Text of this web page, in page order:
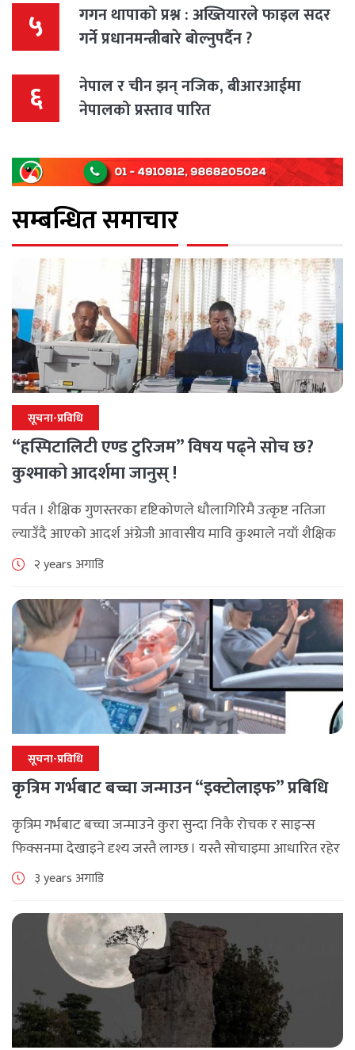
५
गगन थापाको प्रश्न : अख्तियारले फाइल सदर
गर्ने प्रधानमन्त्रीबारे बोल्नुपर्दैन ?
६
नेपाल र चीन झन् नजिक, बीआरआईमा
नेपालको प्रस्ताव पारित
सम्बन्धित समाचार
सूचना-प्रविधि
“हस्पिटालिटी एण्ड टुरिजम” विषय पढ्ने सोच छ?
कुश्माको आदर्शमा जानुस् !
पर्वत । शैक्षिक गुणस्तरका दृष्टिकोणले धौलागिरिमै उत्कृष्ट नतिजा
ल्याउँदै आएको आदर्श अंग्रेजी आवासीय मावि कुश्माले नयाँ शैक्षिक
सत्रसँगै कक्षा ११ मा गण्डकी प्रदेशमै नयाँ विषय मानिएको
२ years अगाडि
सूचना-प्रविधि
कृत्रिम गर्भबाट बच्चा जन्माउन “इक्टोलाइफ” प्रबिधि
कृत्रिम गर्भबाट बच्चा जन्माउने कुरा सुन्दा निकै रोचक र साइन्स
फिक्सनमा देखाइने दृश्य जस्तै लाग्छ । यस्तै सोचाइमा आधारित रहेर
सन् १९९९ मा बनेको एक हलिउड चलचित्र ‘म्याट्रिक्स’ मा मानिस
३ years अगाडि